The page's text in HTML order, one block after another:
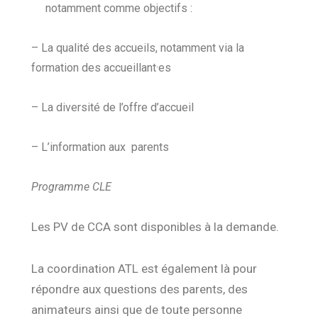
notamment comme objectifs :
– La qualité des accueils, notamment via la
formation des accueillant·es
– La diversité de l’offre d’accueil
– L’information aux parents
Programme CLE
Les PV de CCA sont disponibles à la demande.
La coordination ATL est également là pour
répondre aux questions des parents, des
animateurs ainsi que de toute personne